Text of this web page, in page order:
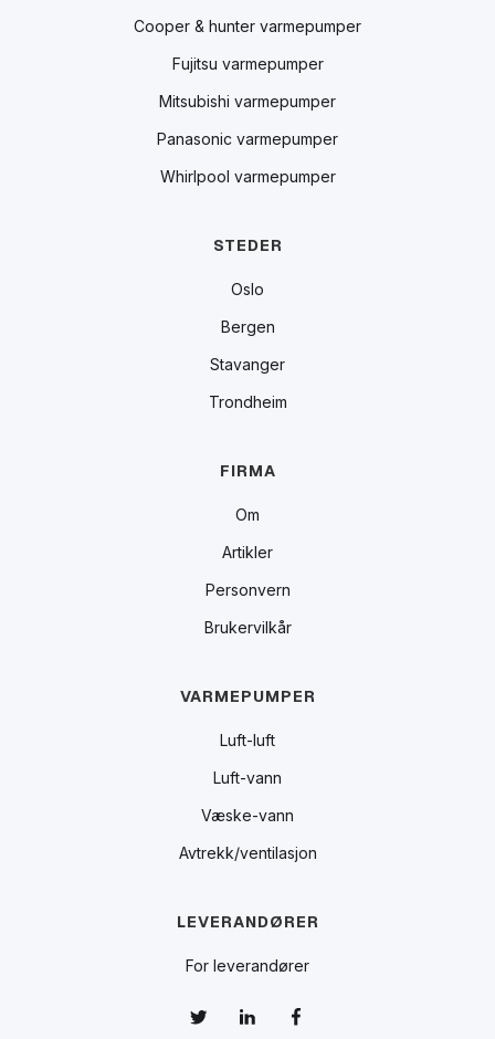
Cooper & hunter varmepumper
Fujitsu varmepumper
Mitsubishi varmepumper
Panasonic varmepumper
Whirlpool varmepumper
STEDER
Oslo
Bergen
Stavanger
Trondheim
FIRMA
Om
Artikler
Personvern
Brukervilkår
VARMEPUMPER
Luft-luft
Luft-vann
Væske-vann
Avtrekk/ventilasjon
LEVERANDØRER
For leverandører